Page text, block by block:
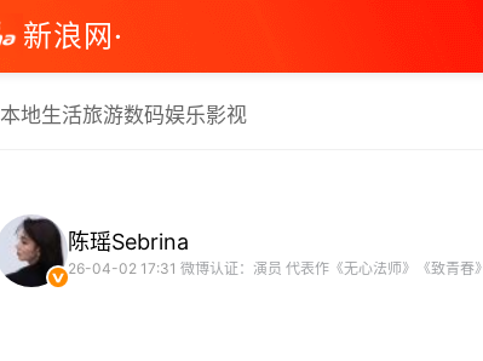
新浪网·
本地生活旅游数码娱乐影视
陈瑶Sebrina
26-04-02 17:31 微博认证：演员 代表作《无心法师》《致青春》